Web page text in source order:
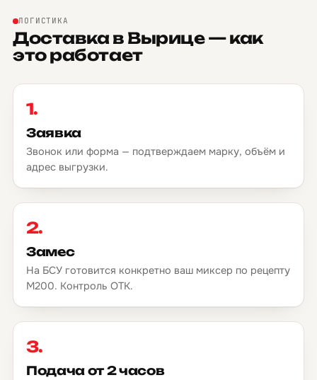
ЛОГИСТИКА
Доставка в Вырице — как
это работает
1.
Заявка
Звонок или форма — подтверждаем марку, объём и
адрес выгрузки.
2.
Замес
На БСУ готовится конкретно ваш миксер по рецепту
М200. Контроль ОТК.
3.
Подача от 2 часов